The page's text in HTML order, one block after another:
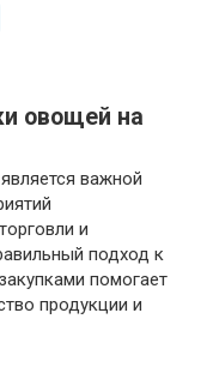
овощей на
важной
и
подход к
помогает
продукции и